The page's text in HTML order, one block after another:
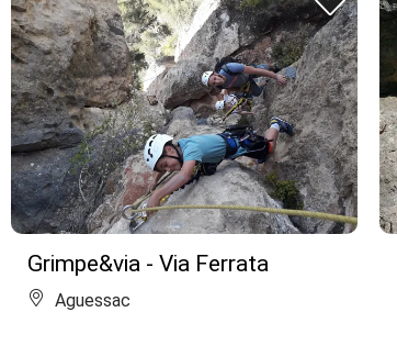
Grimpe&via - Via Ferrata
Aguessac